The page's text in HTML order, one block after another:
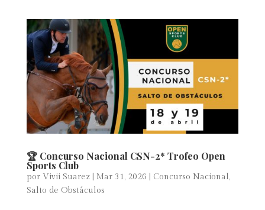
🏆 Concurso Nacional CSN-2* Trofeo Open
Sports Club
por Vivii Suarez| Mar 31, 2026 Concurso Nacional,
Salto de Obstáculos